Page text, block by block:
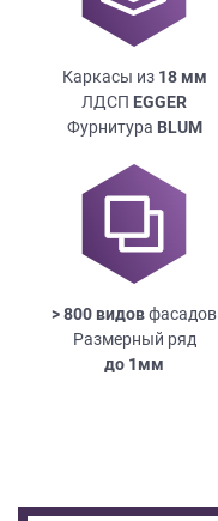
Каркасы из 18мм
ЛДСП EGGER
Фурнитура BLUM
> 800 видовфасадов
Размерный ряд
до 1мм